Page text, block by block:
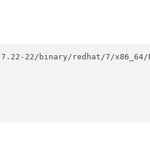
22/binary/redhat/7/